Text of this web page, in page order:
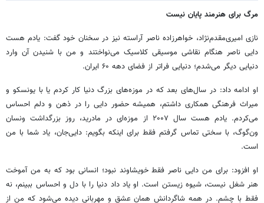
مرگ برای هنرمند پایان نیست
نازی امیری‌مقدم‌نژاد، خواهرزاده ناصر آراسته نیز در سخنان خود گفت: یادم هست
دایی ناصر هنگام نقاشی موسیقی کلاسیک می‌نواختند و من با شنیدن آن وارد
دنیایی دیگر می‌شدم؛ دنیایی فراتر از فضای دهه‌ ۶۰ ایران.
او ادامه داد: در سال‌های بعد که در موزه‌های بزرگ دنیا کار کردم یا با یونسکو و
میراث فرهنگی همکاری داشتم، همیشه حضور دایی را در ذهن و دلم احساس
می‌کردم. یادم هست سال ۲۰۰۷ از موزه‌ای در مادرید، روز بزرگداشت ونسان
ون‌گوگ، با سختی تماس گرفتم فقط برای اینکه بگویم: دایی‌جان، یاد شما با من
است.
او افزود: برای من دایی ناصر فقط خویشاوند نبود؛ انسانی بود که به من آموخت
هنر شغل نیست، شیوه‌ زیستن است. او یاد داد دنیا را با دل و احساس ببینم، نه
فقط با چشم. در همه‌ شاگردانش همان عشق و مهربانی دیده می‌شود که من از